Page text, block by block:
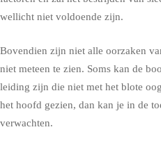
wellicht niet voldoende zijn.
Bovendien zijn niet alle oorzaken
niet meteen te zien. Soms kan de
leiding zijn die niet met het blote
het hoofd gezien, dan kan je in de
verwachten.